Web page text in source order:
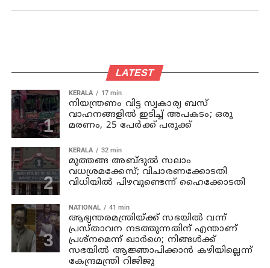
LATEST
KERALA 17 min
നിയന്ത്രണം വിട്ട സ്വകാര്യ ബസ്
വാഹനങ്ങളില്‍ ഇടിച്ച് അപകടം; ഒരു
മരണം, 25 പേർക്ക് പരുക്ക്
KERALA 32 min
മുത്തങ്ങ അബ്ദുല്‍ സലാം
വധശ്രമക്കേസ്; വിചാരണക്കോടതി
വിധിയില്‍ പിഴവുണ്ടെന്ന് ഹൈക്കോടതി
NATIONAL 41 min
ആഭ്യന്തരമന്ത്രിയ്ക്ക് സഭയില്‍ വന്ന്
പ്രസ്താവന നടത്തുന്നതിന് എന്താണ്
പ്രശ്‌നമെന്ന് ഖാര്‍ഗെ; നിങ്ങള്‍ക്ക്
സഭയില്‍ ആജ്ഞാപിക്കാന്‍ കഴിയില്ലെന്ന്
കേന്ദ്രമന്ത്രി റിജിജു